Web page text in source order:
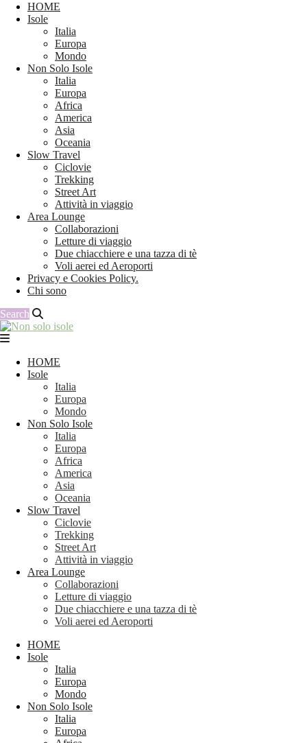
HOME
Isole
Italia
Europa
Mondo
Non Solo Isole
Italia
Europa
Africa
America
Asia
Oceania
Slow Travel
Ciclovie
Trekking
Street Art
Attività in viaggio
Area Lounge
Collaborazioni
Letture di viaggio
Due chiacchiere e una tazza di tè
Voli aerei ed Aeroporti
Privacy e Cookies Policy.
Chi sono
Search
HOME
Isole
Italia
Europa
Mondo
Non Solo Isole
Italia
Europa
Africa
America
Asia
Oceania
Slow Travel
Ciclovie
Trekking
Street Art
Attività in viaggio
Area Lounge
Collaborazioni
Letture di viaggio
Due chiacchiere e una tazza di tè
Voli aerei ed Aeroporti
HOME
Isole
Italia
Europa
Mondo
Non Solo Isole
Italia
Europa